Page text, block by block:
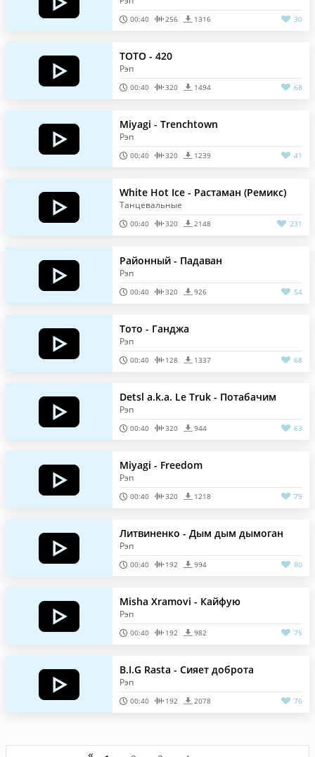
00:40 256 1316 30
TOTO - 420
Рэп
00:40 320 1494 68
Miyagi - Trenchtown
Рэп
00:40 320 1239 41
White Hot Ice - Растаман (Ремикс)
Танцевальные
00:40 320 2148 231
Районный - Падаван
Рэп
00:40 320 926 54
Тото - Ганджа
Рэп
00:40 128 1337 68
Detsl a.k.a. Le Truk - Потабачим
Рэп
00:40 320 944 63
Miyagi - Freedom
Рэп
00:40 320 1218 79
Литвиненко - Дым дым дымоган
Рэп
00:40 192 994 80
Misha Xramovi - Кайфую
Рэп
00:40 192 982 75
B.I.G Rasta - Сияет доброта
Рэп
00:40 192 2078 76